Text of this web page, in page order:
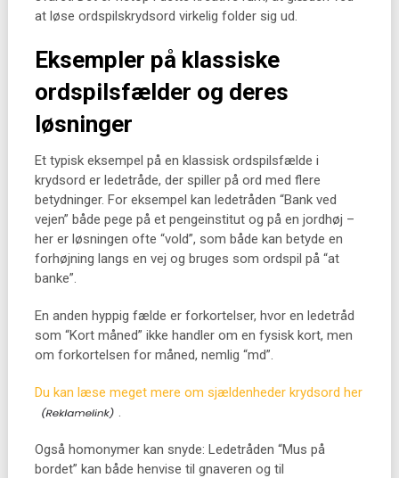
at løse ordspilskrydsord virkelig folder sig ud.
Eksempler på klassiske
ordspilsfælder og deres
løsninger
Et typisk eksempel på en klassisk ordspilsfælde i
krydsord er ledetråde, der spiller på ord med flere
betydninger. For eksempel kan ledetråden “Bank ved
vejen” både pege på et pengeinstitut og på en jordhøj –
her er løsningen ofte “vold”, som både kan betyde en
forhøjning langs en vej og bruges som ordspil på “at
banke”.
En anden hyppig fælde er forkortelser, hvor en ledetråd
som “Kort måned” ikke handler om en fysisk kort, men
om forkortelsen for måned, nemlig “md”.
Du kan læse meget mere om sjældenheder krydsord her
.
Også homonymer kan snyde: Ledetråden “Mus på
bordet” kan både henvise til gnaveren og til